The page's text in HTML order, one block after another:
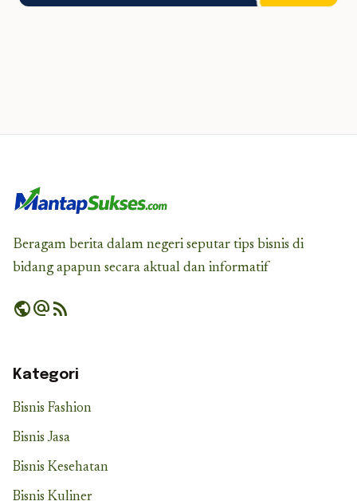
Beragam berita dalam negeri seputar tips bisnis di
bidang apapun secara aktual dan informatif
publicalternate_emailrss_feed
Kategori
Bisnis Fashion
Bisnis Jasa
Bisnis Kesehatan
Bisnis Kuliner